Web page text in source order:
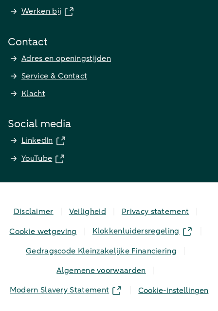
Werken bij
Contact
Adres en openingstijden
Service & Contact
Klacht
Social media
LinkedIn
YouTube
Disclaimer Veiligheid
Privacy statement
Cookie wetgeving
Klokkenluidersregeling
Gedragscode Kleinzakelijke Financiering
Algemene voorwaarden
Modern Slavery Statement
Cookie-instellingen